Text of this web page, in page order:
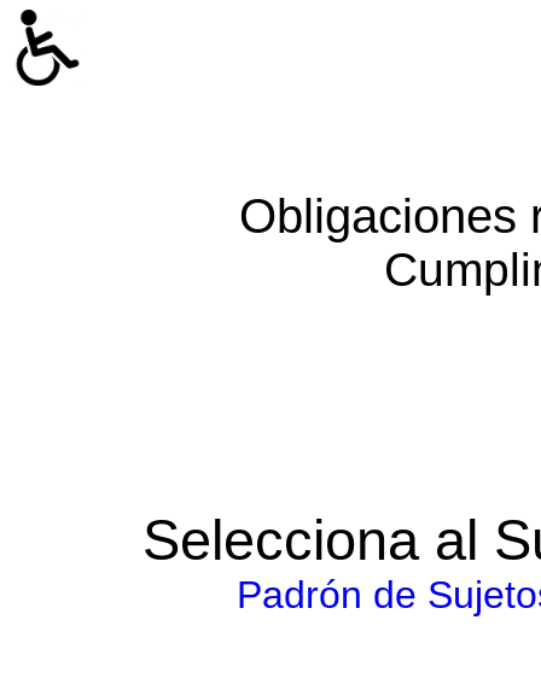
Obligaciones
Selecciona al
Padrón de